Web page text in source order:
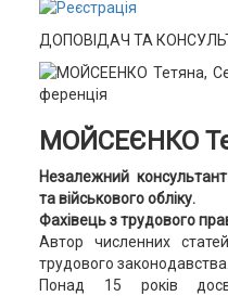
ДОПОВІДАЧ ТА
МОЙСЕЄНКО
Незалежний
та військового обліку.
Фахівець з трудового
Автор численних
трудового законодавства.
Понад 15 років